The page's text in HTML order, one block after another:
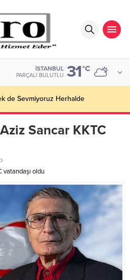
İSTANBUL
PARÇALI BULUTLU 31°C
de Sevmiyoruz Herhalde
Sancar KKTC
vatandaşı oldu